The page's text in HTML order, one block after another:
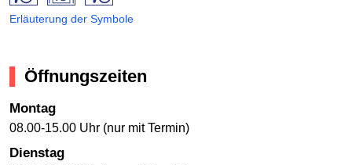
Erläuterung der Symbole
Öffnungszeiten
Montag
08.00-15.00 Uhr (nur mit Termin)
Dienstag